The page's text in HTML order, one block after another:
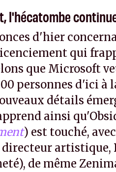
l'hécatombe
d'hier
qui
que Microsoft
personnes d'ici à
détails
ainsi
) est touché,
directeur artistique,
de même